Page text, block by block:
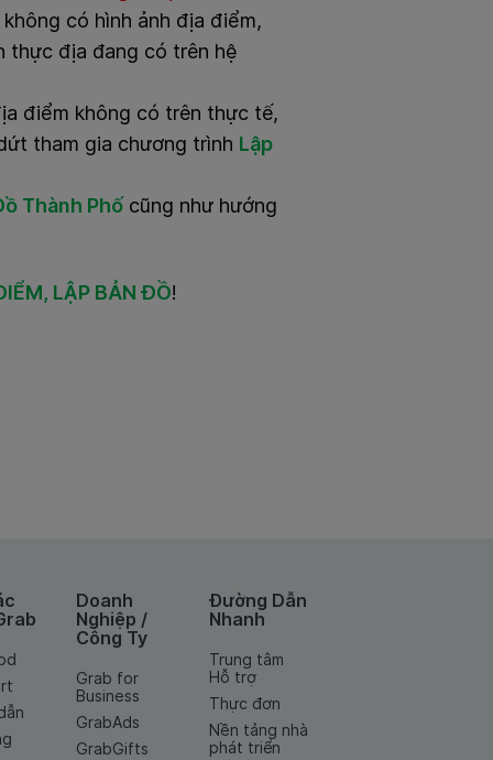
có hình ảnh địa điểm,
thực địa đang có trên hệ
điểm không có trên thực tế,
tham gia chương trình Lập
Thành Phố cũng như hướng
LẬP BẢN ĐỒ!
Doanh
Nghiệp /
Công Ty
Grab for
Business
GrabAds
GrabGifts
Đường Dẫn
Nhanh
Trung tâm
Hỗ trợ
Thực đơn
Nền tảng nhà
phát triển